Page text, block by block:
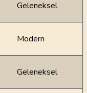
Geleneksel
Modern
Geleneksel